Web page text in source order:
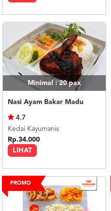
Minimal : 20pax
Nasi Ayam Bakar Madu
LIHAT
4.7
Kedai Kayumanis
Rp.34.000